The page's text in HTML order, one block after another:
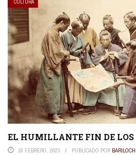
CULTURA
EL HUMILLANTE FIN DE
18 FEBRERO, 2023 PUBLICADO POR